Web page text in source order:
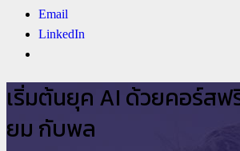
Email
LinkedIn
เริ่มต้นยุค AI ด้วยคอร์สฟ
ยม กับพล